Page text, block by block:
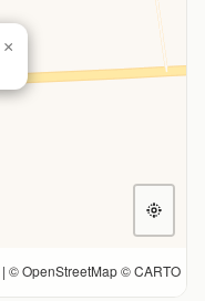
×
| © OpenStreetMap © CARTO